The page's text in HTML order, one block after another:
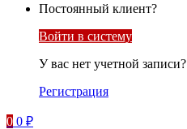
Постоянный клиент?
Войти в систему
У вас нет учетной записи?
Регистрация
0 0 ₽